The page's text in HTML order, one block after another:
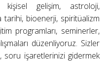
gelişim, astroloji,
bioenerji, spiritüalizm
programları, seminerler,
düzenliyoruz. Sizler
soru işaretlerinizi gidermek